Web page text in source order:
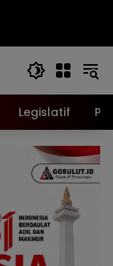
Legislatif